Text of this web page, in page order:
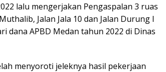
lalu mengerjakan Pengaspalan 3 ruas
Jalan Jala 10 dan Jalan Durung I
dana APBD Medan tahun 2022 di Dinas
menyoroti jeleknya hasil pekerjaan